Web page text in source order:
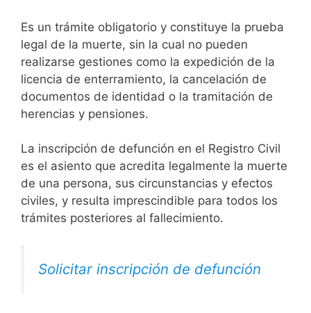
Es un trámite obligatorio y constituye la prueba
legal de la muerte, sin la cual no pueden
realizarse gestiones como la expedición de la
licencia de enterramiento, la cancelación de
documentos de identidad o la tramitación de
herencias y pensiones.
La inscripción de defunción en el Registro Civil
es el asiento que acredita legalmente la muerte
de una persona, sus circunstancias y efectos
civiles, y resulta imprescindible para todos los
trámites posteriores al fallecimiento.
Solicitar inscripción de defunción